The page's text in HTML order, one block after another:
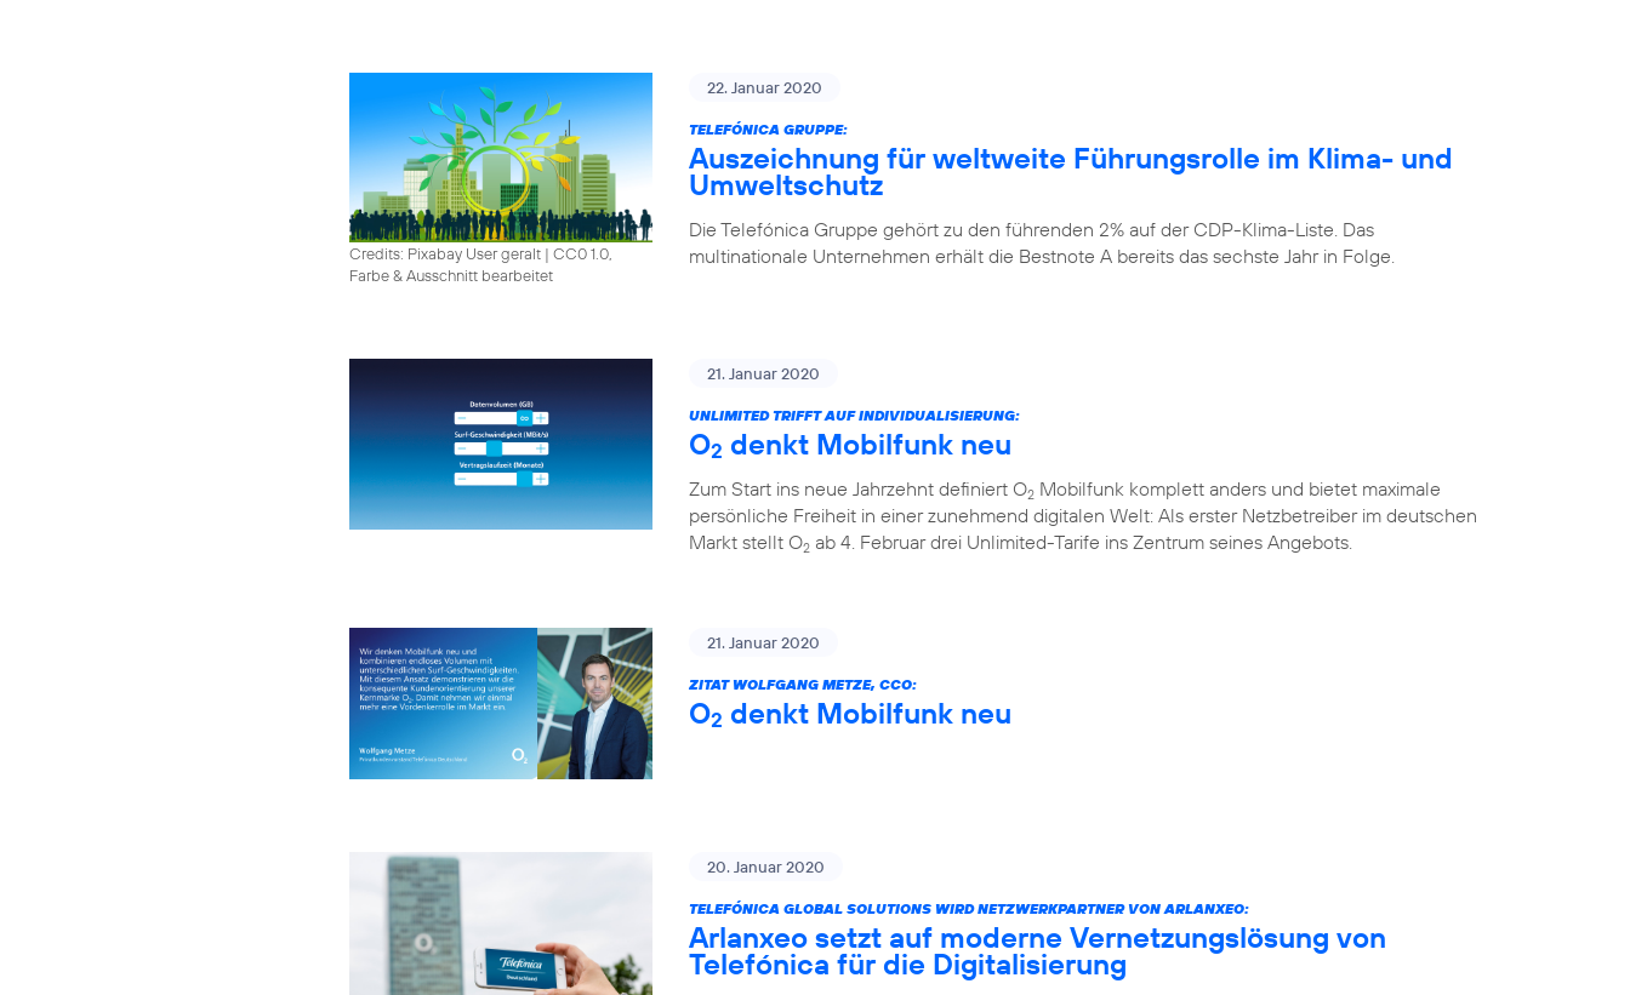
Credits: Pixabay User geralt | CC0 1.0,
Farbe & Ausschnitt bearbeitet
22. Januar 2020
TELEFÓNICA GRUPPE:
Auszeichnung für weltweite Führungsrolle im Klima- und
Umweltschutz
Die Telefónica Gruppe gehört zu den führenden 2% auf der CDP-Klima-Liste. Das
multinationale Unternehmen erhält die Bestnote A bereits das sechste Jahr in Folge.
21. Januar 2020
UNLIMITED TRIFFT AUF INDIVIDUALISIERUNG:
O2 denkt Mobilfunk neu
Zum Start ins neue Jahrzehnt definiert O2 Mobilfunk komplett anders und bietet maximale
persönliche Freiheit in einer zunehmend digitalen Welt: Als erster Netzbetreiber im deutschen
Markt stellt O2 ab 4. Februar drei Unlimited-Tarife ins Zentrum seines Angebots.
21. Januar 2020
ZITAT WOLFGANG METZE, CCO:
O2 denkt Mobilfunk neu
20. Januar 2020
TELEFÓNICA GLOBAL SOLUTIONS WIRD NETZWERKPARTNER VON ARLANXEO:
Arlanxeo setzt auf moderne Vernetzungslösung von
Telefónica für die Digitalisierung